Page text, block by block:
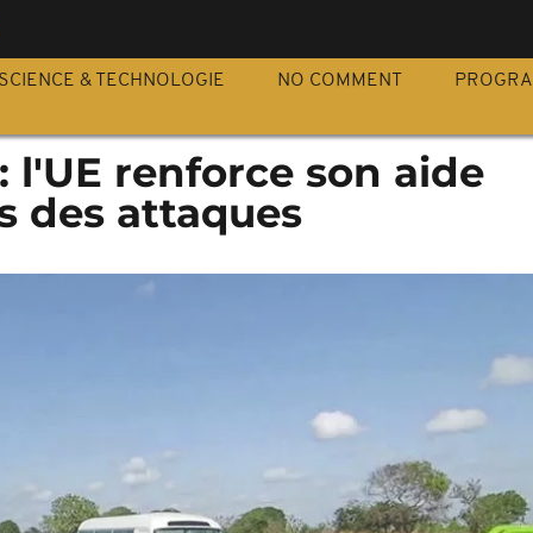
SCIENCE & TECHNOLOGIE NO COMMENT
l'UE renforce son aide
des attaques